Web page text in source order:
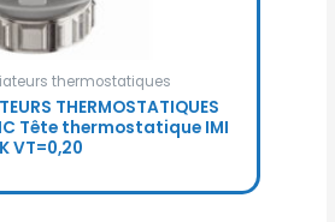
thermostatiques
THERMOSTATIQUES
Tête thermostatique IMI
K VT=0,20